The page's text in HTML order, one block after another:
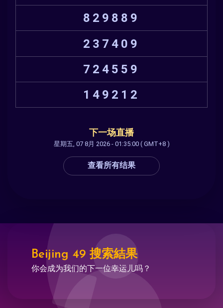
829889
237409
724559
149212
下一场直播
星期五, 07 8月 2026 - 01:35:00 ( GMT+8 )
查看所有结果
Beijing 49 搜索結果
你会成为我们的下一位幸运儿吗？